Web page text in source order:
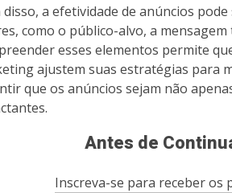
disso, a efetividade de anúncios
como o público-alvo, a
esses elementos permite
ajustem suas estratégias para
que os anúncios sejam não
Antes de
Inscreva-se para receber os